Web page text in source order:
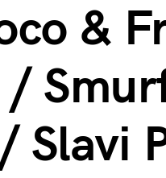
&
/
Slavi
Summer Prelude: как